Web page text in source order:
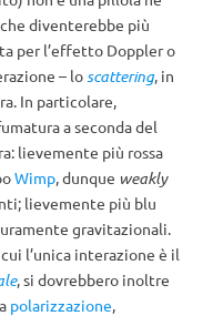
diventerebbe più
per l’effetto Doppler o
– loscattering, in
In particolare,
a seconda del
lievemente più rossa
Wimp, dunque weakly
lievemente più blu
gravitazionali.
l’unica interazione è il
, si dovrebbero inoltre
polarizzazione,